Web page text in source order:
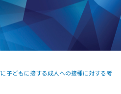
子どもに接する成人への接種に対する考